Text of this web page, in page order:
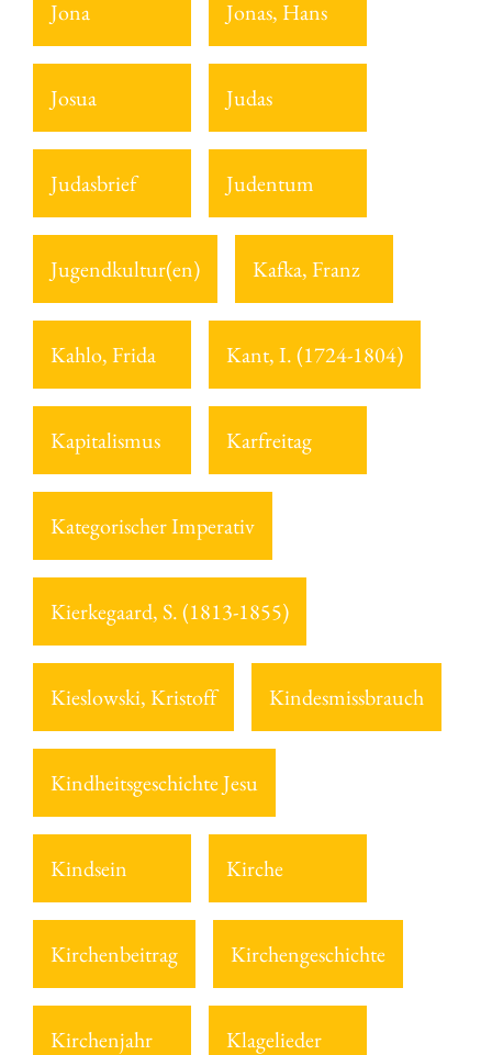
Jona Jonas, Hans
Josua Judas
Judasbrief Judentum
Jugendkultur(en) Kafka, Franz
Kahlo, Frida Kant, I. (1724-1804)
Kapitalismus Karfreitag
Kategorischer Imperativ
Kierkegaard, S. (1813-1855)
Kieslowski, Kristoff Kindesmissbrauch
Kindheitsgeschichte Jesu
Kindsein Kirche
Kirchenbeitrag Kirchengeschichte
Kirchenjahr Klagelieder